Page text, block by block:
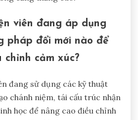
viên đang áp dụng
pháp đổi mới nào để
cảm xúc?
đang sử dụng các kỹ thuật
chánh niệm, tái cấu trúc nhận
học để nâng cao điều chỉnh